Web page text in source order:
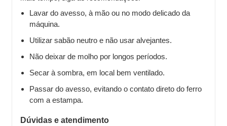
Lavar do avesso, à mão ou no modo delicado da
máquina.
Utilizar sabão neutro e não usar alvejantes.
Não deixar de molho por longos períodos.
Secar à sombra, em local bem ventilado.
Passar do avesso, evitando o contato direto do ferro
com a estampa.
Dúvidas e atendimento